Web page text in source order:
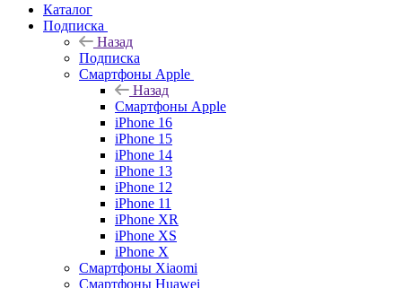
Каталог
Подписка
Назад
Подписка
Смартфоны Apple
Назад
Смартфоны Apple
iPhone 16
iPhone 15
iPhone 14
iPhone 13
iPhone 12
iPhone 11
iPhone XR
iPhone XS
iPhone X
Смартфоны Xiaomi
Смартфоны Huawei